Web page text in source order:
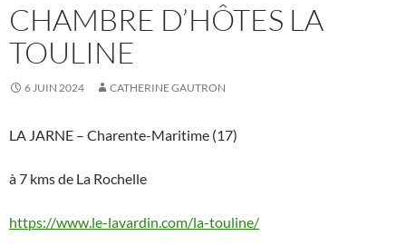
CHAMBRE D’HÔTES LA
TOULINE
6 JUIN 2024 CATHERINE GAUTRON
LA JARNE – Charente-Maritime (17)
à 7 kms de La Rochelle
https://www.le-lavardin.com/la-touline/